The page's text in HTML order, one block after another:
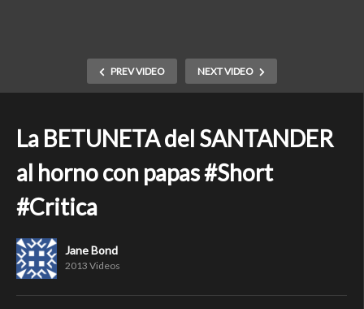
PREV VIDEO NEXT VIDEO
La BETUNETA del SANTANDER
al horno con papas #Short
#Critica
Jane Bond
2013 Videos